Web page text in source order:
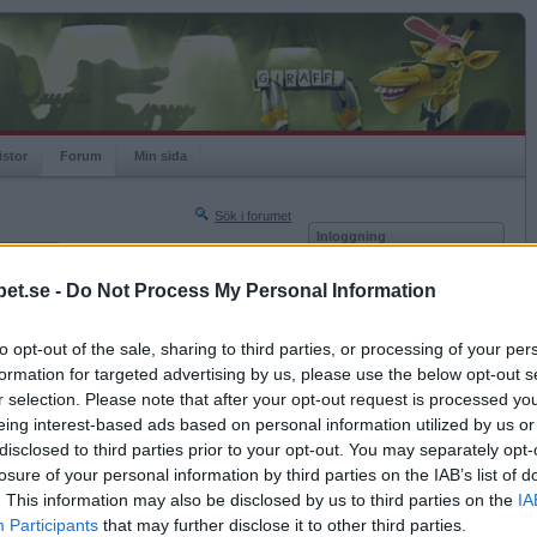
- Do Not Process My Personal Information
opt-out of the sale, sharing to third parties, or processing of your
for targeted advertising by us, please use the below opt-out
selection. Please note that after your opt-out request is processed
interest-based ads based on personal information utilized by us
to third parties prior to your opt-out. You may separately
of your personal information by third parties on the IAB’s list of
This information may also be disclosed by us to third parties on the
Participants that may further disclose it to other third parties.
Forum Min sida
Sök i forumet
Nästa sida »
2022-11-24 23:19
Inloggning
Kom ihåg mig
Glömt ditt lösenord?
Få ny aktiveringslänk
Betapet är gratis!